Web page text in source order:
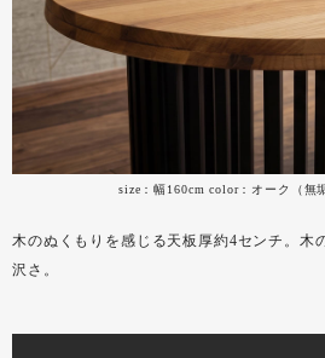
size：幅160cm color：オーク（無
木のぬくもりを感じる天板厚約4センチ。木
沢さ。